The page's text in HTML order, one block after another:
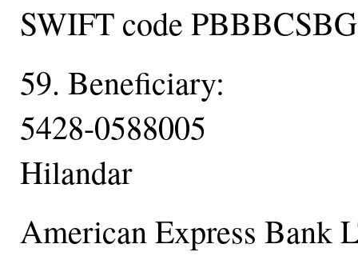
SWIFT code PBBBCSBG
59. Beneficiary:
5428-0588005
Hilandar
American Express Bank